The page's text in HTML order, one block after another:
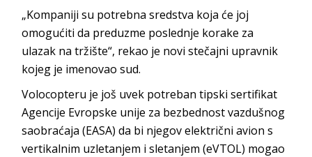
„Kompaniji su potrebna sredstva koja će joj
omogućiti da preduzme poslednje korake za
ulazak na tržište“, rekao je novi stečajni upravnik
kojeg je imenovao sud.
Volocopteru je još uvek potreban tipski sertifikat
Agencije Evropske unije za bezbednost vazdušnog
saobraćaja (EASA) da bi njegov električni avion s
vertikalnim uzletanjem i sletanjem (eVTOL) mogao